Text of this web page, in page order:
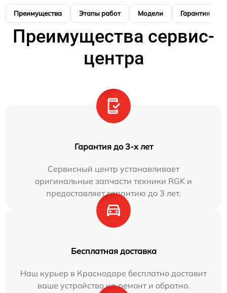
Преимущества Этапы работ Модели Гарантия
Преимущества сервис-
центра
Гарантия до 3-х лет
Сервисный центр устанавливает
оригинальные запчасти техники RGK и
предоставляет гарантию до 3 лет.
Бесплатная доставка
Наш курьер в Краснодаре бесплатно доставит
ваше устройство на ремонт и обратно.